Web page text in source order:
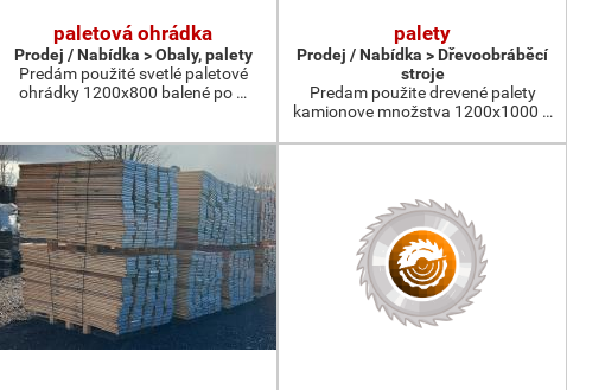
paletová ohrádka
Prodej / Nabídka > Obaly, palety
Predám použité svetlé paletové
ohrádky 1200x800 balené po …
palety
Prodej / Nabídka > Dřevoobráběcí
stroje
Predam použite drevené palety
kamionove množstva 1200x1000 …